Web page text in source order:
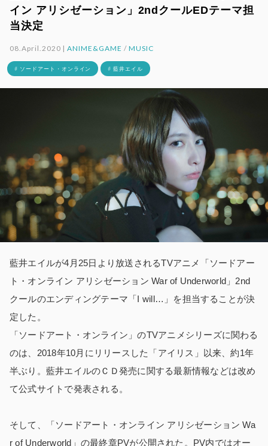
イン アリシゼーション」2ndクールEDテーマ担
当決定
08.April.2020 |ANIME&GAME / MUSIC
# ソードアート・オンライン # 藍井エイル
藍井エイルが4月25日より放送されるTVアニメ「ソードアー
ト・オンライン アリシゼーション War of Underworld」2nd
クールのエンディングテーマ「I will…」を担当することが決
定した。
「ソードアート・オンライン」のTVアニメシリーズに関わる
のは、2018年10月にリリースした「アイリス」以来、約1年
半ぶり。藍井エイルのＣＤ発売に関する最新情報などは改め
て公式サイトで発表される。
そして、「ソードアート・オンライン アリシゼーション Wa
r of Underworld」の最終章PVが公開された。PV内ではオー